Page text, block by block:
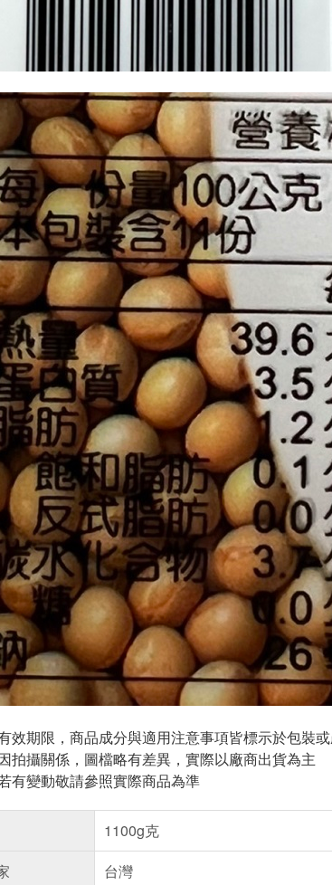
效期限，商品成分與適用注意事項皆標示於包裝
拍攝關係，圖檔略有差異，實際以廠商出貨為主
有變動敬請參照實際商品為準
1100g克
台灣